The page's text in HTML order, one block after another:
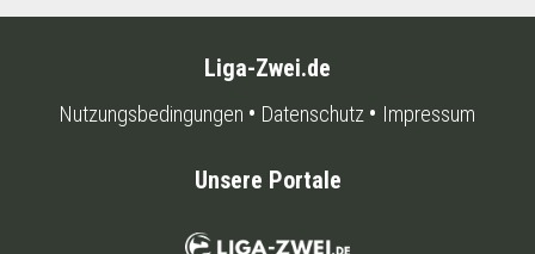
Liga-Zwei.de
Nutzungsbedingungen Datenschutz Impressum
Unsere Portale